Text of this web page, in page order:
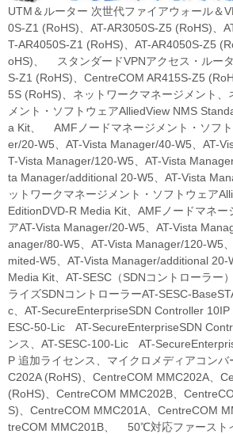
UTM＆ルーター 次世代ファイアウォール＆
0S-Z1 (RoHS)、AT-AR3050S-Z5 (RoHS)、
T-AR4050S-Z1 (RoHS)、AT-AR4050S-Z5
oHS)、 スタンダードVPNアクセス・ルー
S-Z1 (RoHS)、CentreCOM AR415S-Z5
5S (RoHS)、ネットワークマネージメント、
メント・ソフトウェアAlliedView NMS
a Kit、 AMFノードマネージメント・ソフ
er/20-W5、AT-Vista Manager/40-W5、AT-
T-Vista Manager/120-W5、AT-Vista
ta Manager/additional 20-W5、AT-Vista
ットワークマネージメント・ソフトウェア
EditionDVD-R Media Kit、AMFノードマネー
アAT-Vista Manager/20-W5、AT-Vista
anager/80-W5、AT-Vista Manager/120-W5
mited-W5、AT-Vista Manager/additional 20-
Media Kit、AT-SESC（SDNコントローラ
ライズSDNコントローラーAT-SESC-
c、AT-SecureEnterpriseSDN Controller
ESC-50-Lic AT-SecureEnterpriseSDN
ンス、AT-SESC-100-Lic AT-
P 追加ライセンス、マイクロメディアコン
C202A (RoHS)、CentreCOM MMC202A、
(RoHS)、CentreCOM MMC202B、
S)、CentreCOM MMC201A、CentreCOM
treCOM MMC201B、 50℃対応ファースト